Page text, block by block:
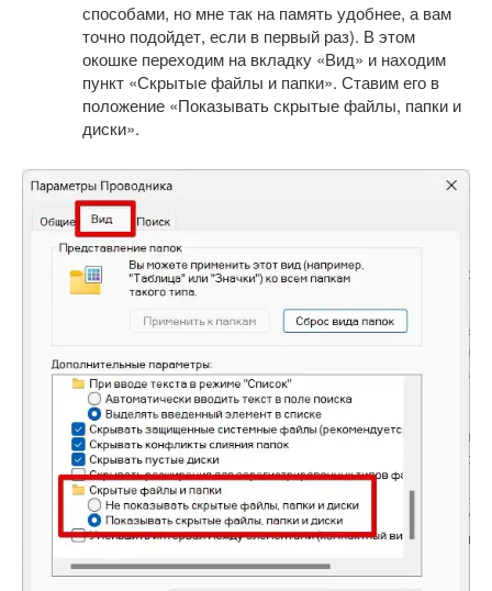
способами, но мне так на память удобнее, а вам
точно подойдет, если в первый раз). В этом
окошке переходим на вкладку «Вид» и находим
пункт «Скрытые файлы и папки». Ставим его в
положение «Показывать скрытые файлы, папки и
диски».